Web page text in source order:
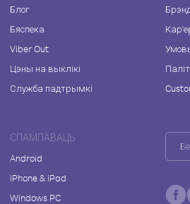
Блог
Бяспека
Viber Out
Цэны на выклікі
Служба падтрымкі
СПАМПАВАЦЬ
Android
iPhone & iPad
Windows PC